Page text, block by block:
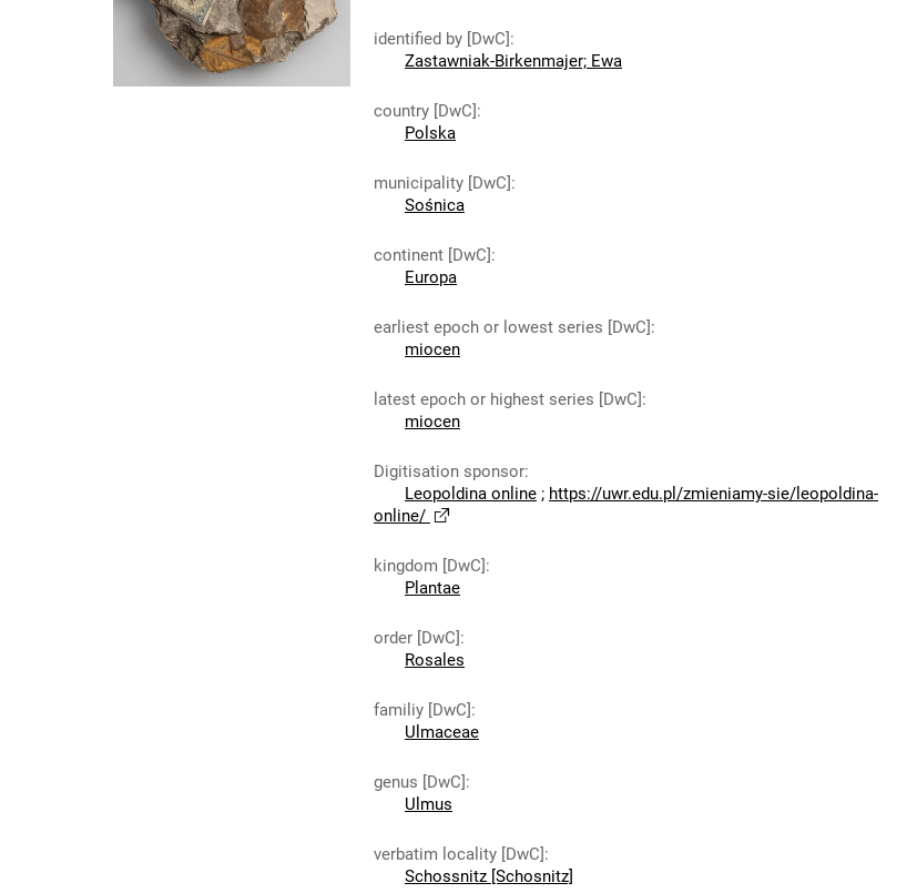
identified by [DwC]:
Zastawniak-Birkenmajer; Ewa
country [DwC]:
Polska
municipality [DwC]:
Sośnica
continent [DwC]:
Europa
earliest epoch or lowest series [DwC]:
miocen
latest epoch or highest series [DwC]:
miocen
Digitisation sponsor:
Leopoldina online ; https://uwr.edu.pl/zmieniamy-sie/leopoldina-
online/
kingdom [DwC]:
Plantae
order [DwC]:
Rosales
familiy [DwC]:
Ulmaceae
genus [DwC]:
Ulmus
verbatim locality [DwC]:
Schossnitz [Schosnitz]